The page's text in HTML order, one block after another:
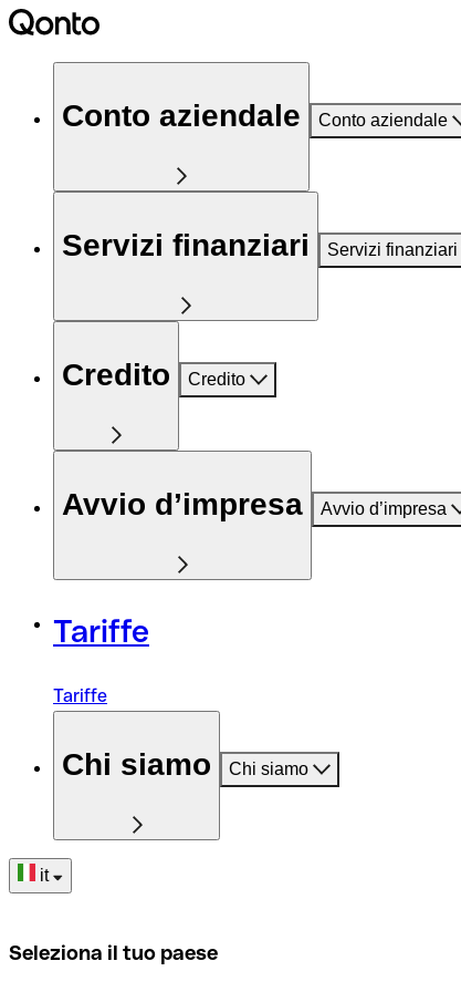
Conto aziendale Conto aziendale
Servizi finanziari Servizi finanziari
Credito Credito
Avvio d’impresa Avvio d’impresa
Tariffe
Tariffe
Chi siamo Chi siamo
it
Seleziona il tuo paese